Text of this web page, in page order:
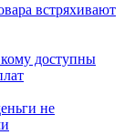
встряхивают
доступны
не